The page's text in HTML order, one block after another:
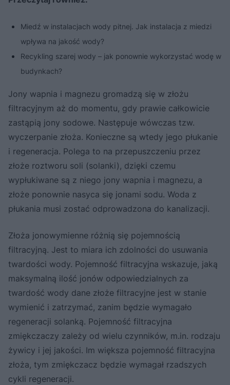
Miedź w instalacjach wody pitnej. Jak instalacja z miedzi
wpływa na jakość wody?
Recykling szarej wody – jak ponownie wykorzystać wodę w
budynkach?
Jony wapnia i magnezu gromadzą się w złożu
filtracyjnym aż do momentu, gdy prawie całkowicie
zastąpią jony sodowe. Następuje wówczas tzw.
wyczerpanie złoża. Konieczne są wtedy jego płukanie
i regeneracja. Polega to na przepuszczeniu przez
złoże roztworu soli (solanki), dzięki czemu
wypłukiwane są z niego jony wapnia i magnezu, a
złoże ponownie nasyca się jonami sodu. Woda z
płukania musi zostać odprowadzona do kanalizacji.
Złoża jonowymienne różnią się pojemnością
filtracyjną. Jest to miara ich zdolności do usuwania
twardości wody. Pojemność filtracyjna wskazuje, jaką
maksymalną ilość jonów odpowiedzialnych za
twardość wody dane złoże filtracyjne jest w stanie
wymienić i zatrzymać, zanim będzie wymagało
regeneracji solanką. Pojemność filtracyjna
zmiękczaczy zależy od wielu czynników, m.in. rodzaju
żywicy i jej jakości. Im większa pojemność filtracyjna
złoża, tym zmiękczacz będzie wymagał rzadszych
cykli regeneracji.